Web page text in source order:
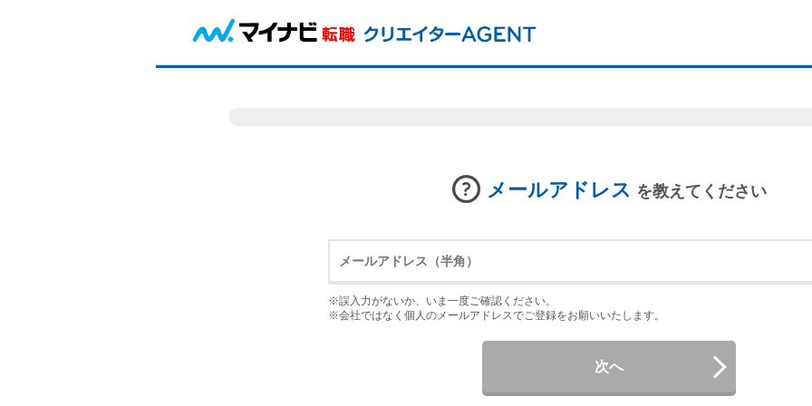
メールアドレス を教えてください
※誤入力がないか、いま一度ご確認ください。
※会社ではなく個人のメールアドレスでご登録をお願いいたします。
次へ